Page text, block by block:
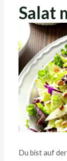
Salat
Du bist auf